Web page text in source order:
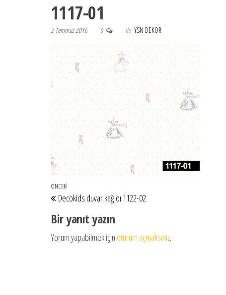
1117-01
2 Temmuz 2016 0 ile YSN DEKOR
Yazı gezinmesi
Önceki Yazı
ÖNCEKI
Decokids duvar kağıdı 1122-02
Bir yanıt yazın
Yorum yapabilmek için oturum açmalısınız.